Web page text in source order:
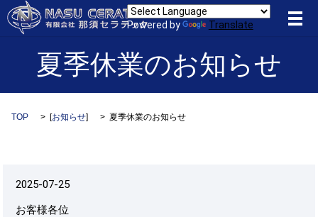
Powered by Translate メ
夏季休業のお知らせ
TOP [お知らせ] 夏季休業のお知らせ
2025-07-25
お客様各位